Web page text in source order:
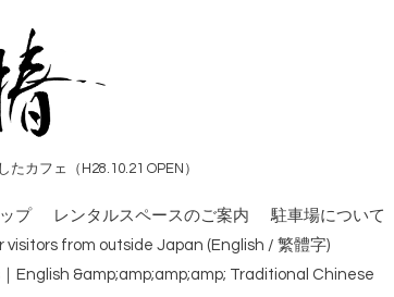
カフェ（H28.10.21 OPEN）
プ レンタルスペースのご案内 駐車場について
from outside Japan (English / 繁體字)
English &amp;amp;amp;amp; Traditional Chinese